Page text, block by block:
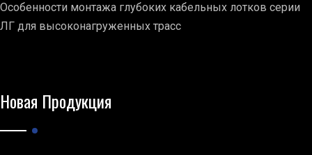
Особенности монтажа глубоких кабельных лотков серии
ЛГ для высоконагруженных трасс
Новая Продукция